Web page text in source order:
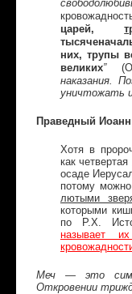
царей,
них, трупы
великих”
наказания.
уничтожать
Праведный
Хотя в
как
осаде
потому
лютыми
которыми
по Р.Х.
называет
Меч — это
Откровении